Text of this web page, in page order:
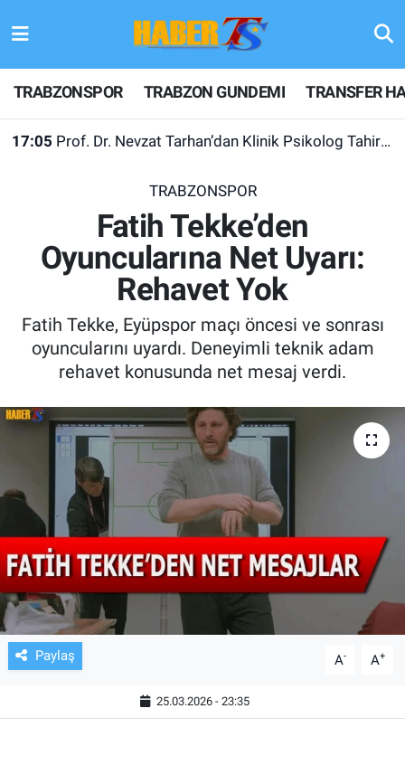
TRABZONSPOR TRABZON GUNDEMI TRANSFER
17:05 Prof. Dr. Nevzat Tarhan’dan Klinik Psikolog Tahir Yurdakul’a Övgü Dolu Sözler
TRABZONSPOR
Fatih Tekke’den
Oyuncularına Net Uyarı:
Rehavet Yok
Fatih Tekke, Eyüpspor maçı öncesi ve sonrası
oyuncularını uyardı. Deneyimli teknik adam
rehavet konusunda net mesaj verdi.
Paylaş A- A+
25.03.2026 - 23:35
TRABZONSPOR
TRABZON GUNDEMI
KULİS MEYDANI
1461 TRABZON
FUTBOL
TV VE SİNEMA
BASKETBOL
SAĞLIK
GENEL
KÜLTÜR SANAT
ASAYİŞ
EKONOMİ
Hava Durumu
Trafik Durumu
Son Dakika Haberleri
Haber Arşivi